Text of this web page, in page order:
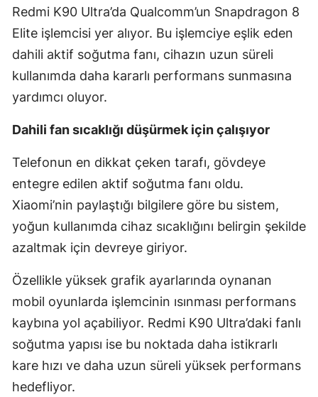
Redmi K90 Ultra’da Qualcomm’un Snapdragon 8
Elite işlemcisi yer alıyor. Bu işlemciye eşlik eden
dahili aktif soğutma fanı, cihazın uzun süreli
kullanımda daha kararlı performans sunmasına
yardımcı oluyor.
Dahili fan sıcaklığı düşürmek için çalışıyor
Telefonun en dikkat çeken tarafı, gövdeye
entegre edilen aktif soğutma fanı oldu.
Xiaomi’nin paylaştığı bilgilere göre bu sistem,
yoğun kullanımda cihaz sıcaklığını belirgin şekilde
azaltmak için devreye giriyor.
Özellikle yüksek grafik ayarlarında oynanan
mobil oyunlarda işlemcinin ısınması performans
kaybına yol açabiliyor. Redmi K90 Ultra’daki fanlı
soğutma yapısı ise bu noktada daha istikrarlı
kare hızı ve daha uzun süreli yüksek performans
hedefliyor.